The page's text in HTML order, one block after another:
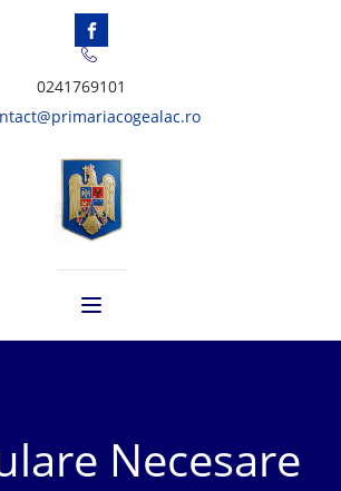
0241769101
Necesare